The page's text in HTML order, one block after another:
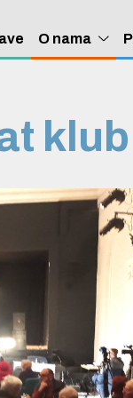
O nama